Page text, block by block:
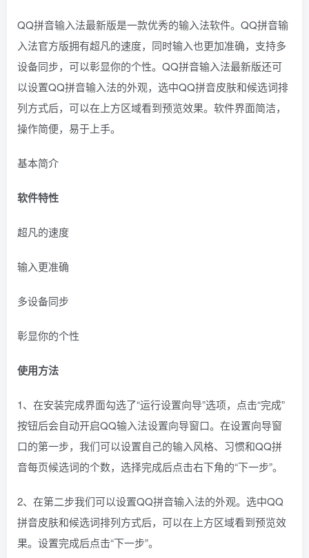
QQ拼音输入法最新版是一款优秀的输入法软件。QQ拼音输
入法官方版拥有超凡的速度，同时输入也更加准确，支持多
设备同步，可以彰显你的个性。QQ拼音输入法最新版还可
以设置QQ拼音输入法的外观，选中QQ拼音皮肤和候选词排
列方式后，可以在上方区域看到预览效果。软件界面简洁，
操作简便，易于上手。
基本简介
软件特性
超凡的速度
输入更准确
多设备同步
彰显你的个性
使用方法
1、在安装完成界面勾选了“运行设置向导”选项，点击“完成”
按钮后会自动开启QQ输入法设置向导窗口。在设置向导窗
口的第一步，我们可以设置自己的输入风格、习惯和QQ拼
音每页候选词的个数，选择完成后点击右下角的“下一步”。
2、在第二步我们可以设置QQ拼音输入法的外观。选中QQ
拼音皮肤和候选词排列方式后，可以在上方区域看到预览效
果。设置完成后点击“下一步”。